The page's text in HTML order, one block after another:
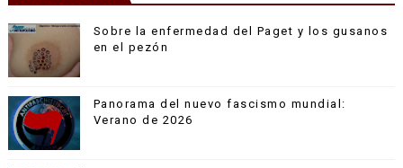
Sobre la enfermedad del Paget y los gusanos
en el pezón
Panorama del nuevo fascismo mundial:
Verano de 2026